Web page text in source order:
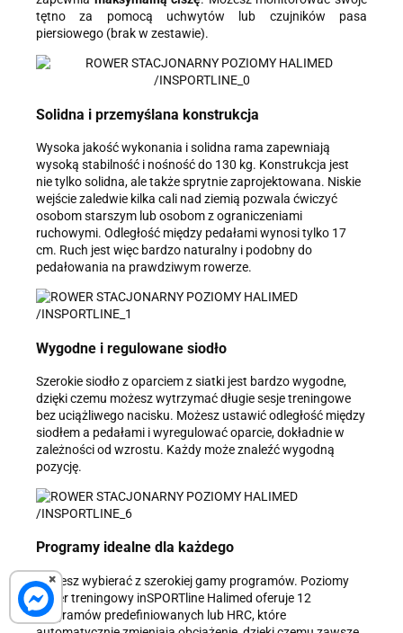
×
tętno za pomocą uchwytów lub czujników pasa
piersiowego (brak w zestawie).
Solidna i przemyślana konstrukcja
Wysoka jakość wykonania i solidna rama zapewniają
wysoką stabilność i nośność do 130 kg. Konstrukcja jest
nie tylko solidna, ale także sprytnie zaprojektowana. Niskie
wejście zaledwie kilka cali nad ziemią pozwala ćwiczyć
osobom starszym lub osobom z ograniczeniami
ruchowymi. Odległość między pedałami wynosi tylko 17
cm. Ruch jest więc bardzo naturalny i podobny do
pedałowania na prawdziwym rowerze.
Wygodne i regulowane siodło
Szerokie siodło z oparciem z siatki jest bardzo wygodne,
dzięki czemu możesz wytrzymać długie sesje treningowe
bez uciążliwego nacisku. Możesz ustawić odległość między
siodłem a pedałami i wyregulować oparcie, dokładnie w
zależności od wzrostu. Każdy może znaleźć wygodną
pozycję.
Programy idealne dla każdego
Możesz wybierać z szerokiej gamy programów. Poziomy
rower treningowy inSPORTline Halimed oferuje 12
programów predefiniowanych lub HRC, które